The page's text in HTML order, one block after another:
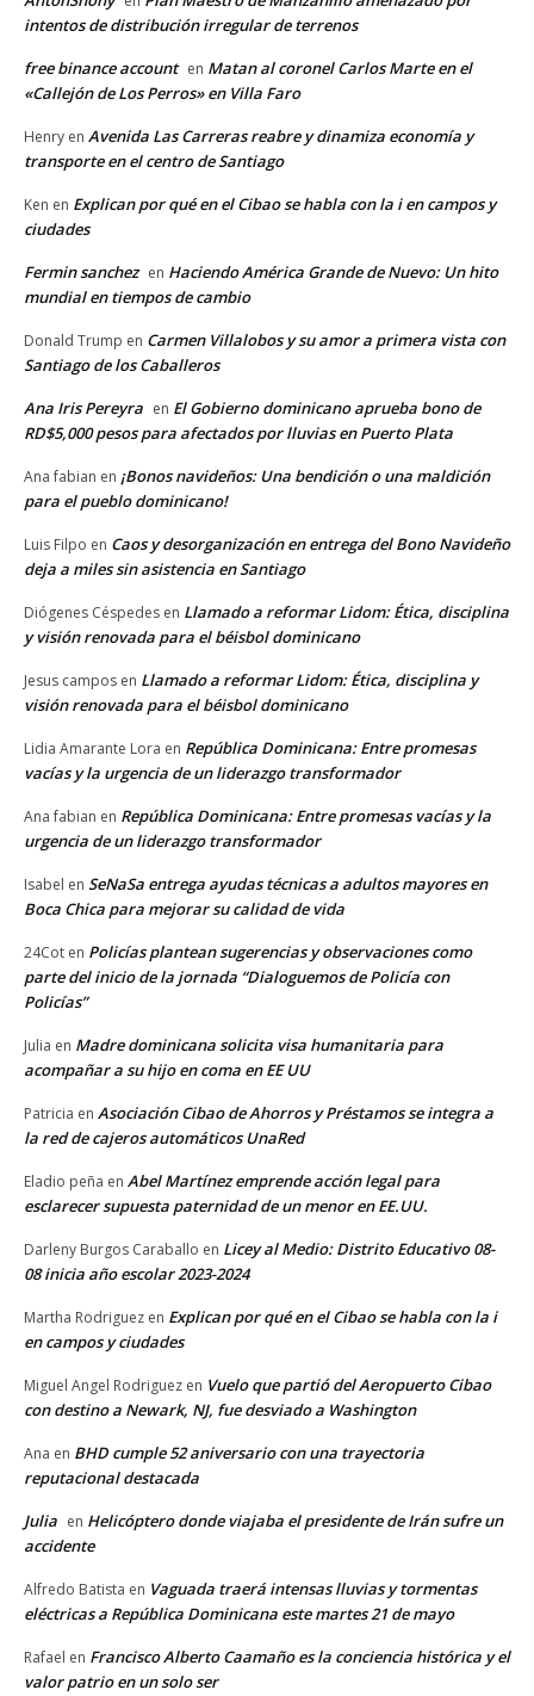
intentos de distribución irregular de terrenos
free binance account en Matan al coronel Carlos Marte en el
«Callejón de Los Perros» en Villa Faro
Henry en Avenida Las Carreras reabre y dinamiza economía y
transporte en el centro de Santiago
Ken en Explican por qué en el Cibao se habla con la i en campos y
ciudades
Fermin sanchez en Haciendo América Grande de Nuevo: Un hito
mundial en tiempos de cambio
Donald Trump en Carmen Villalobos y su amor a primera vista con
Santiago de los Caballeros
Ana Iris Pereyra en El Gobierno dominicano aprueba bono de
RD$5,000 pesos para afectados por lluvias en Puerto Plata
Ana fabian en ¡Bonos navideños: Una bendición o una maldición
para el pueblo dominicano!
Luis Filpo en Caos y desorganización en entrega del Bono Navideño
deja a miles sin asistencia en Santiago
Diógenes Céspedes en Llamado a reformar Lidom: Ética, disciplina
y visión renovada para el béisbol dominicano
Jesus campos en Llamado a reformar Lidom: Ética, disciplina y
visión renovada para el béisbol dominicano
Lidia Amarante Lora en República Dominicana: Entre promesas
vacías y la urgencia de un liderazgo transformador
Ana fabian en República Dominicana: Entre promesas vacías y la
urgencia de un liderazgo transformador
Isabel en SeNaSa entrega ayudas técnicas a adultos mayores en
Boca Chica para mejorar su calidad de vida
24Cot en Policías plantean sugerencias y observaciones como
parte del inicio de la jornada “Dialoguemos de Policía con
Policías”
Julia en Madre dominicana solicita visa humanitaria para
acompañar a su hijo en coma en EE UU
Patricia en Asociación Cibao de Ahorros y Préstamos se integra a
la red de cajeros automáticos UnaRed
Eladio peña en Abel Martínez emprende acción legal para
esclarecer supuesta paternidad de un menor en EE.UU.
Darleny Burgos Caraballo en Licey al Medio: Distrito Educativo 08-
08 inicia año escolar 2023-2024
Martha Rodriguez en Explican por qué en el Cibao se habla con la i
en campos y ciudades
Miguel Angel Rodriguez en Vuelo que partió del Aeropuerto Cibao
con destino a Newark, NJ, fue desviado a Washington
Ana en BHD cumple 52 aniversario con una trayectoria
reputacional destacada
Julia en Helicóptero donde viajaba el presidente de Irán sufre un
accidente
Alfredo Batista en Vaguada traerá intensas lluvias y tormentas
eléctricas a República Dominicana este martes 21 de mayo
Rafael en Francisco Alberto Caamaño es la conciencia histórica y el
valor patrio en un solo ser